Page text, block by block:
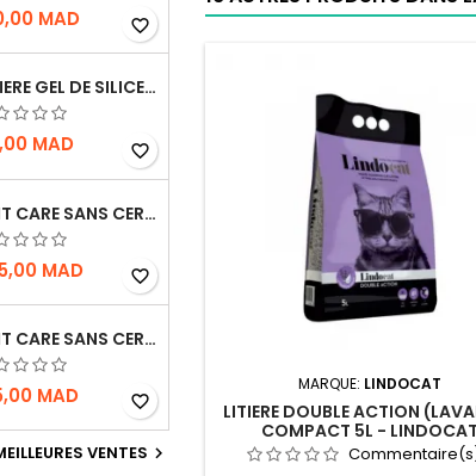
MAD favorite_border
LITIERE GEL DE SILICE - PARFUM OCEAN - CHAT BOTE - 3.8L
MAD favorite_border
BRIT CARE SANS CEREALES STERILIZED SENSITIVE - CHAT - 2KG
MAD favorite_border
BRIT CARE SANS CEREALES HAIRCARE HEALTHY AND SHINY COAT - POUR CHAT - 2KG
MAD favorite_border
VENTES 
MARQUE: LINDOCAT
LITIERE DOUBLE ACTION
COMPACT 5L - LINDOCAT